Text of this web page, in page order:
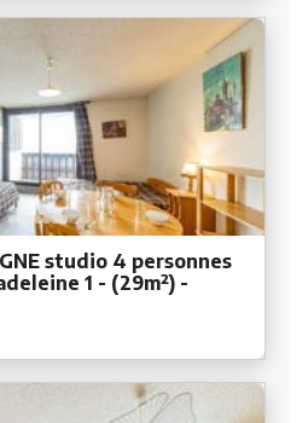
studio 4 personnes
1 - (29m²) -